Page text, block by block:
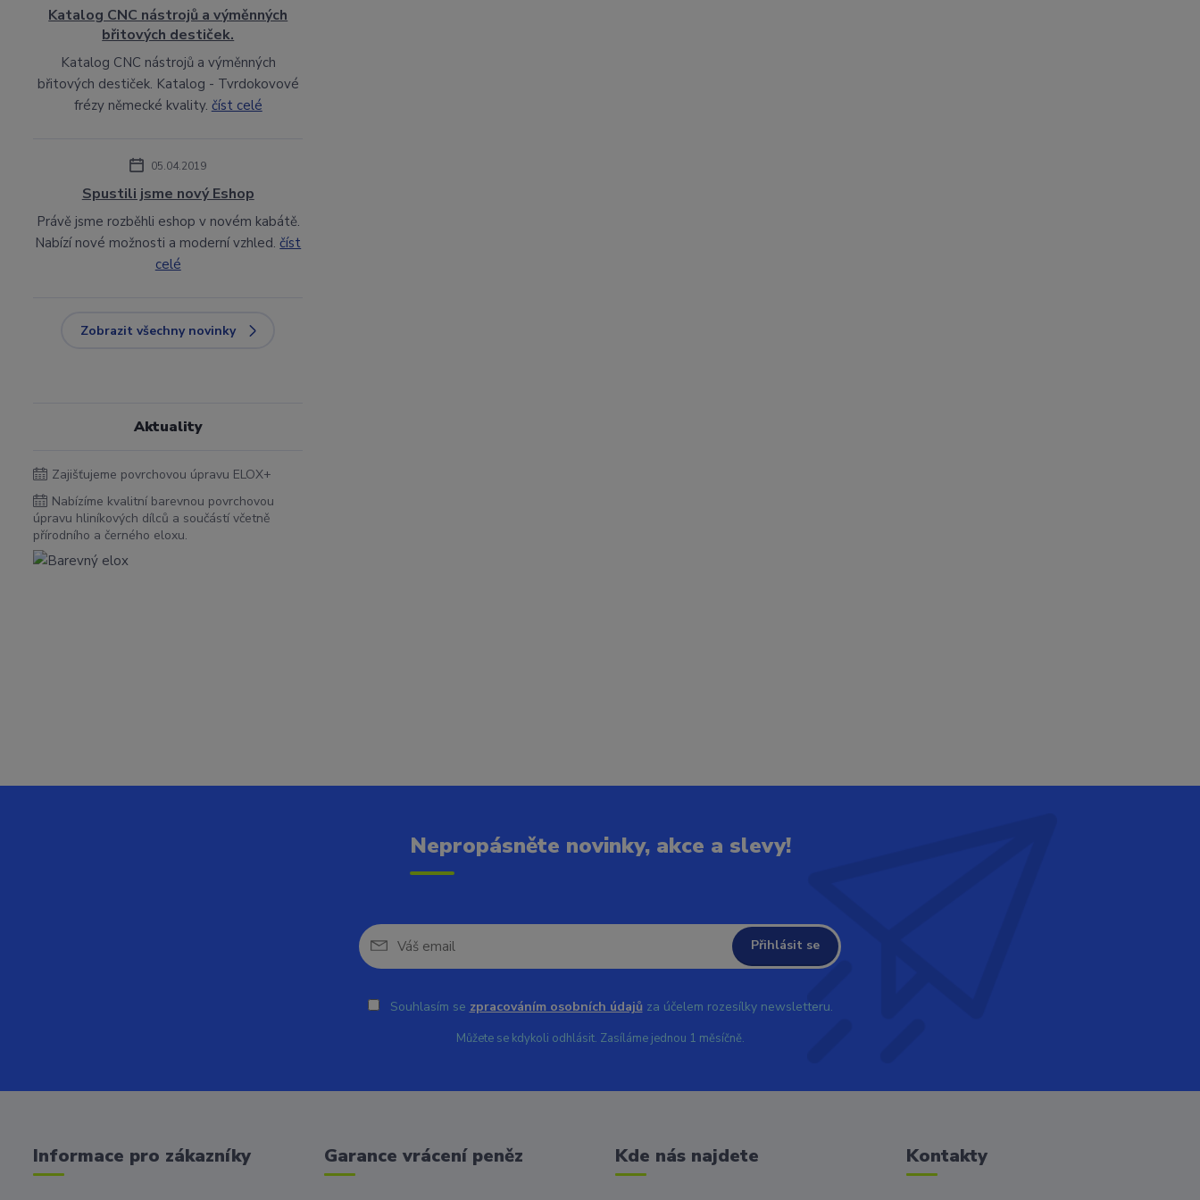
Katalog CNC nástrojů a výměnných
břitových destiček.
Katalog CNC nástrojů a výměnných
břitových destiček. Katalog - Tvrdokovové
frézy německé kvality. číst celé
05.04.2019
Spustili jsme nový Eshop
Právě jsme rozběhli eshop v novém kabátě.
Nabízí nové možnosti a moderní vzhled.číst
celé
Zobrazit všechny novinky
Aktuality
Zajišťujeme povrchovou úpravu ELOX+
Nabízíme kvalitní barevnou povrchovou
úpravu hliníkových dílců a součástí včetně
přírodního a černého eloxu.
Nepropásněte novinky, akce a slevy!
Přihlásit se
Souhlasím se zpracováním osobních údajů za účelem rozesílky newsletteru.
Můžete se kdykoli odhlásit. Zasíláme jednou 1 měsíčně.
Informace pro zákazníky Garance vrácení peněz Kde nás najdete Kontakty